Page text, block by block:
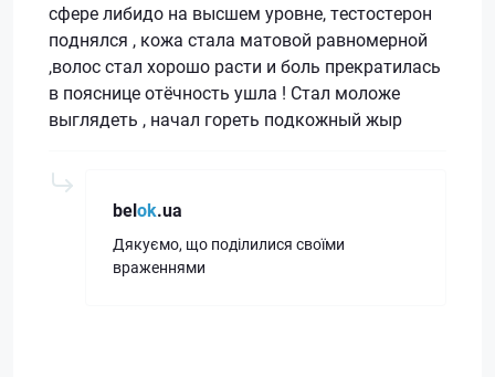
сфере либидо на высшем уровне, тестостерон
поднялся , кожа стала матовой равномерной
,волос стал хорошо расти и боль прекратилась
в пояснице отёчность ушла ! Стал моложе
выглядеть , начал гореть подкожный жыр
belok.ua
Дякуємо, що поділилися своїми
враженнями